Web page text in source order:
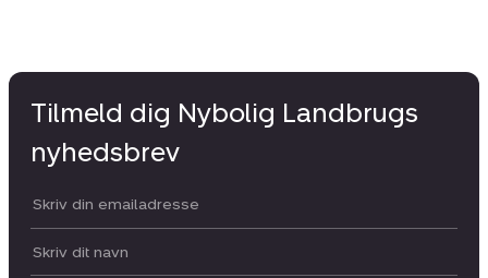
Tilmeld dig Nybolig Landbrugs
nyhedsbrev
Din email:
Dit navn: